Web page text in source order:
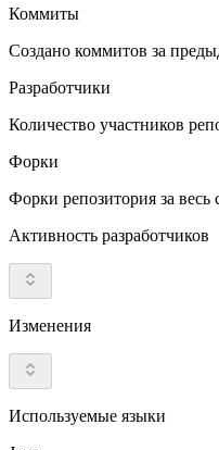
Коммиты
Создано коммитов за
Разработчики
Количество участников
Форки
Форки репозитория за весь
Активность разработчиков
Изменения
Используемые языки